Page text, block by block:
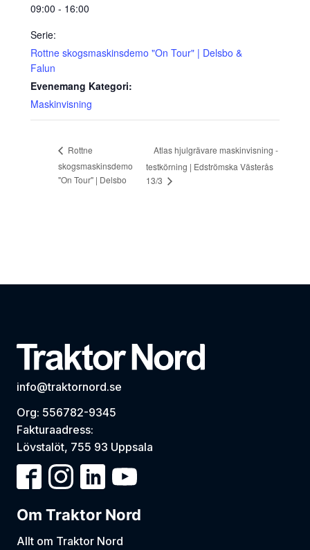
09:00 - 16:00
Serie:
Rottne skogsmaskinsdemo "On Tour" | Delsbo &
Falun
Evenemang Kategori:
Maskinvisning
Rottne
skogsmaskinsdemo
"On Tour" | Delsbo
Atlas hjulgrävare maskinvisning -
testkörning | Edströmska Västerås
13/3
info@traktornord.se
Org: 556782-9345
Fakturaadress:
Lövstalöt, 755 93 Uppsala
Om Traktor Nord
Allt om Traktor Nord